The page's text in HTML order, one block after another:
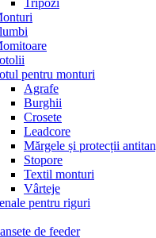
pentru monturi
Agrafe
Burghii
Crosete
Leadcore
Mărgele și protecții
Stopore
Textil monturi
Vârteje
pentru riguri
de feeder